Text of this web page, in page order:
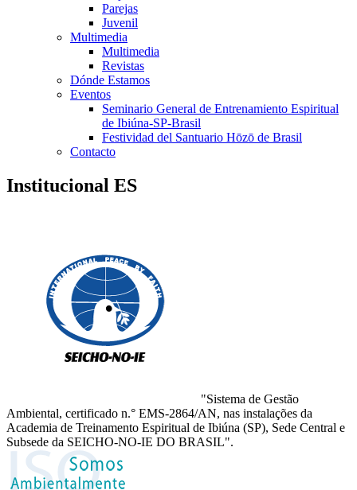
Parejas
Juvenil
Multimedia
Multimedia
Revistas
Dónde Estamos
Eventos
Seminario General de Entrenamiento Espiritual
de Ibiúna-SP-Brasil
Festividad del Santuario Hōzō de Brasil
Contacto
Institucional ES
"Sistema de Gestão
Ambiental, certificado n.° EMS-2864/AN, nas instalações da
Academia de Treinamento Espiritual de Ibiúna (SP), Sede Central e
Subsede da SEICHO-NO-IE DO BRASIL".